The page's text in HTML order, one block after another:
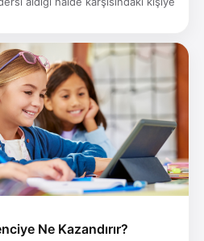
Ne Kazandırır?